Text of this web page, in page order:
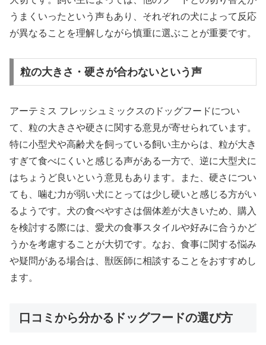
うまくいったという声もあり、それぞれの犬によって反応
が異なることを理解しながら慎重に選ぶことが重要です。
粒の大きさ・硬さが合わないという声
アーテミス フレッシュミックスのドッグフードについ
て、粒の大きさや硬さに関する意見が寄せられています。
特に小型犬や高齢犬を飼っている飼い主からは、粒が大き
すぎて食べにくいと感じる声がある一方で、逆に大型犬に
はちょうど良いという意見もあります。また、硬さについ
ても、噛む力が弱い犬にとっては少し硬いと感じる方がい
るようです。犬の食べやすさは個体差が大きいため、購入
を検討する際には、愛犬の食事スタイルや好みに合うかど
うかを考慮することが大切です。なお、食事に関する悩み
や疑問がある場合は、獣医師に相談することをおすすめし
ます。
口コミから分かるドッグフードの選び方